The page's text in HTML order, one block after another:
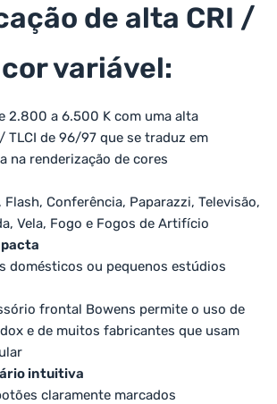
de alta CRI /
variável:
2.800 a 6.500 K com uma alta
TLCI de 96/97 que se traduz em
na renderização de cores
Conferência, Paparazzi, Televisão,
Vela, Fogo e Fogos de Artifício
domésticos ou pequenos estúdios
frontal Bowens permite o uso de
e de muitos fabricantes que usam
intuitiva
claramente marcados